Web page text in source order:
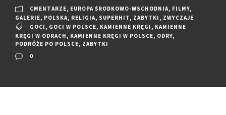
CMENTARZE, EUROPA ŚRODKOWO-WSCHODNIA, FILMY,
GALERIE, POLSKA, RELIGIA, SUPERHIT, ZABYTKI , ZWYCZAJE
GOCI , GOCI W POLSCE, KAMIENNE KRĘGI , KAMIENNE
KRĘGI W ODRACH , KAMIENNE KRĘGI W POLSCE, ODRY,
PODRÓŻE PO POLSCE, ZABYTKI
0